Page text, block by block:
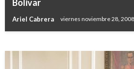
Bolivar
Ariel Cabrera viernes noviembre 28, 2008